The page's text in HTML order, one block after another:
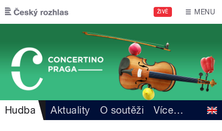
Přejít k hlavnímu obsahu
ŽIVĚ MENU
Hudba Aktuality O soutěži Více…